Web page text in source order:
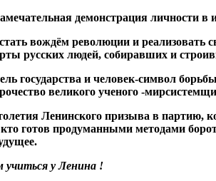
демонстрация личности в
вождём революции и реализовать
русских людей, собиравших и
государства и человек-символ
великого ученого -
Ленинского призыва в партию,
готов продуманными методами
учиться у Ленина !